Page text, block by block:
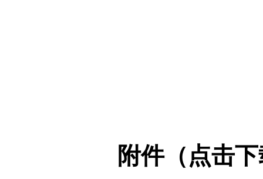
附件（点击